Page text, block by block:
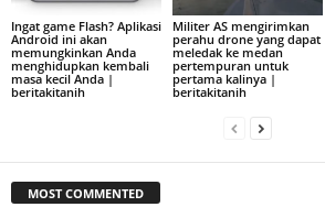
Ingat game Flash? Aplikasi
Android ini akan
memungkinkan Anda
menghidupkan kembali
masa kecil Anda |
beritakitanih
Militer AS mengirimkan
perahu drone yang dapat
meledak ke medan
pertempuran untuk
pertama kalinya |
beritakitanih
MOST COMMENTED